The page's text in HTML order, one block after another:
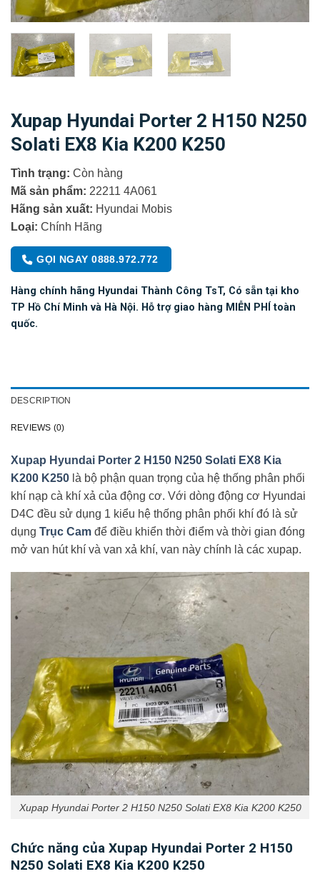
Xupap Hyundai Porter 2 H150 N250
Solati EX8 Kia K200 K250
Tình trạng: Còn hàng
Mã sản phẩm: 22211 4A061
Hãng sản xuất: Hyundai Mobis
Loại: Chính Hãng
GỌI NGAY 0888.972.772
Hàng chính hãng Hyundai Thành Công TsT, Có sẵn tại kho
TP Hồ ChíMinh và Hà Nội. Hỗtrợgiao hàng MI ỄN PH toàn
quốc.
DESCRIPTION
REVIEWS (0)
Xupap Hyundai Porter 2 H150 N250 Solati EX8 Kia
K200 K250 là bộ phận quan trọng của hệ thống phân phối
khí nạp cà khí xả của động cơ. Với dòng động cơ Hyundai
D4C đều sử dụng 1 kiểu hệ thống phân phối khí đó là sử
dụng Trục Cam để điều khiển thời điểm và thời gian đóng
mở van hút khí và van xả khí, van này chính là các xupap.
Xupap Hyundai Porter 2 H150 N250 Solati EX8 Kia K200 K250
Chức năng của Xupap Hyundai Porter 2 H150
N250 Solati EX8 Kia K200 K250